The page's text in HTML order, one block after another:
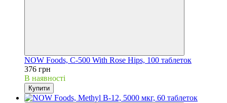
NOW Foods, C-500 With Rose Hips, 100 таблеток
376 грн
В наявності
Купити